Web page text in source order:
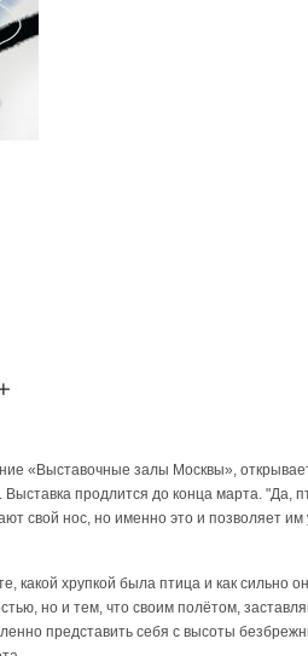
«Выставочные залы Москвы»,
продлится до конца марта. "Да,
свой нос, но именно это и позволяет им
какой хрупкой была птица и как сильно
но и тем, что своим полётом,
представить себя с высоты